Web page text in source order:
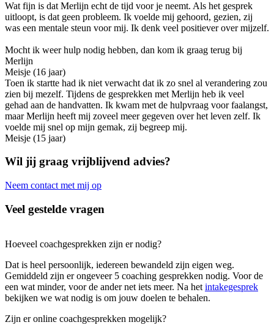
Wat fijn is dat Merlijn echt de tijd voor je neemt. Als het gesprek
uitloopt, is dat geen probleem. Ik voelde mij gehoord, gezien, zij
was een mentale steun voor mij. Ik denk veel positiever over mijzelf.
Mocht ik weer hulp nodig hebben, dan kom ik graag terug bij
Merlijn
Meisje (16 jaar)
Toen ik startte had ik niet verwacht dat ik zo snel al verandering zou
zien bij mezelf. Tijdens de gesprekken met Merlijn heb ik veel
gehad aan de handvatten. Ik kwam met de hulpvraag voor faalangst,
maar Merlijn heeft mij zoveel meer gegeven over het leven zelf. Ik
voelde mij snel op mijn gemak, zij begreep mij.
Meisje (15 jaar)
Wil jij graag vrijblijvend advies?
Neem contact met mij op
Veel gestelde vragen
Hoeveel coachgesprekken zijn er nodig?
Dat is heel persoonlijk, iedereen bewandeld zijn eigen weg.
Gemiddeld zijn er ongeveer 5 coaching gesprekken nodig. Voor de
een wat minder, voor de ander net iets meer. Na het intakegesprek
bekijken we wat nodig is om jouw doelen te behalen.
Zijn er online coachgesprekken mogelijk?